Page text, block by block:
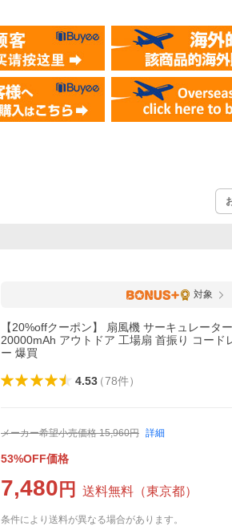
対象
【20%offクーポン】 扇風機 サーキュレータ
20000mAh アウトドア 工場扇 首振り コード
ー 爆買
4.53（78件）
メーカー希望小売価格 15,960円 詳細
53%OFF価格
7,480 円 送料無料 （東京都）
条件により送料が異なる場合があります。